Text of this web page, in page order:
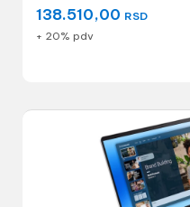
138.510,00 RSD
+ 20% pdv